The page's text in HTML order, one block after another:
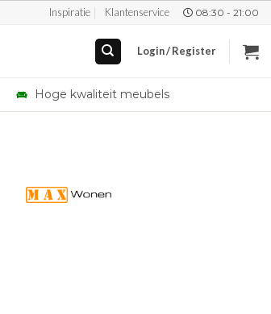
Inspiratie Klantenservice 08:30 - 21:00
Login / Register
Hoge kwaliteit meubels